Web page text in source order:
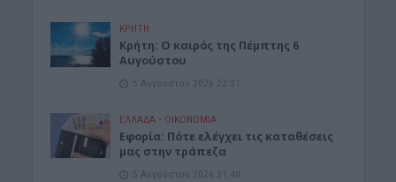
ΚΡΗΤΗ
Κρήτη: Ο καιρός της Πέμπτης 6
Αυγούστου
5 Αυγούστου 2026 22:31
ΕΛΛΑΔΑ • ΟΙΚΟΝΟΜΙΑ
Εφορία: Πότε ελέγχει τις καταθέσεις
μας στην τράπεζα
5 Αυγούστου 2026 21:40